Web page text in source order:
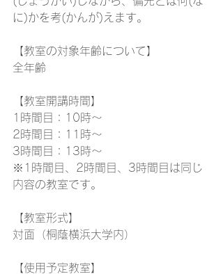
に)かを考(かんが)えます。
【教室の対象年齢について】
全年齢
【教室開講時間】
1時間目：10時～
2時間目：11時～
3時間目：13時～
※1時間目、2時間目、3時間目は同じ
内容の教室です。
【教室形式】
対面（桐蔭横浜大学内）
【使用予定教室】